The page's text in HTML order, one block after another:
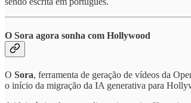
O Sora agora sonha com Hollywood
O Sora, ferramenta de geração de vídeos da
o início da migração da IA generativa para